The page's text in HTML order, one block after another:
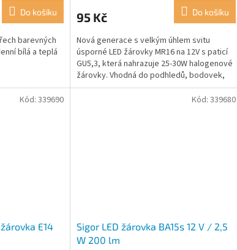
Do košíku
barevných
bílá a teplá
95 Kč Do košíku
Nová generace s velkým úhlem svitu
úsporné LED žárovky MR16 na 12V s paticí
GU5,3, která nahrazuje 25-30W halogenové
žárovky. Vhodná do podhledů, bodovek,
lustrů, kuchyní a do...
E14
Kód: 339690
Sigor LED žárovka BA15s 12 V / 2,5
W 200 lm
Kód: 339680